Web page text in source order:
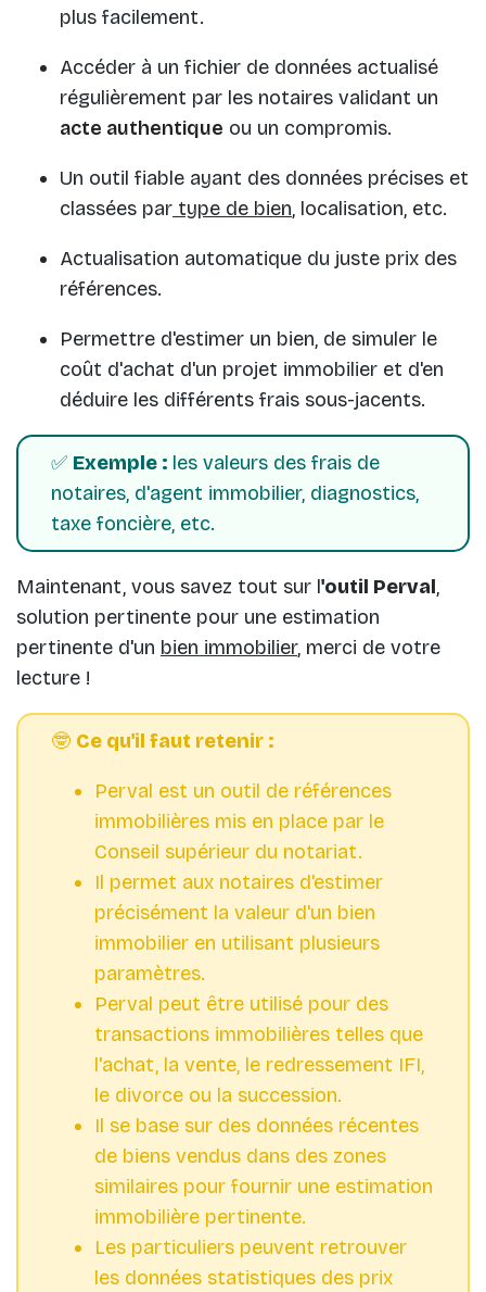
plus facilement.
Accéder à un fichier de données actualisé
régulièrement par les notaires validant un
acte authentique ou un compromis.
Un outil fiable ayant des données précises et
classées par type de bien, localisation, etc.
Actualisation automatique du juste prix des
références.
Permettre d'estimer un bien, de simuler le
coût d'achat d'un projet immobilier et d'en
déduire les différents frais sous-jacents.
✅ Exemple : les valeurs des frais de
notaires, d'agent immobilier, diagnostics,
taxe foncière, etc.
Maintenant, vous savez tout sur l'outil Perval,
solution pertinente pour une estimation
pertinente d'un bien immobilier, merci de votre
lecture !
🤓 Ce qu'il faut retenir :
Perval est un outil de références
immobilières mis en place par le
Il permet aux notaires d'estimer
précisément la valeur d'un bien
immobilier en utilisant plusieurs
Perval peut être utilisé pour des
transactions immobilières telles que
l'achat, la vente, le redressement IFI,
Il se base sur des données récentes
de biens vendus dans des zones
similaires pour fournir une estimation
Les particuliers peuvent retrouver
les données statistiques des prix